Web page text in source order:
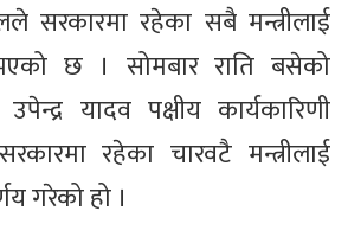
सरकारमा रहेका सबै मन्त्रीलाई
छ । सोमबार राति बसेको
यादव पक्षीय कार्यकारिणी
रहेका चारवटै मन्त्रीलाई
गरेको हो ।